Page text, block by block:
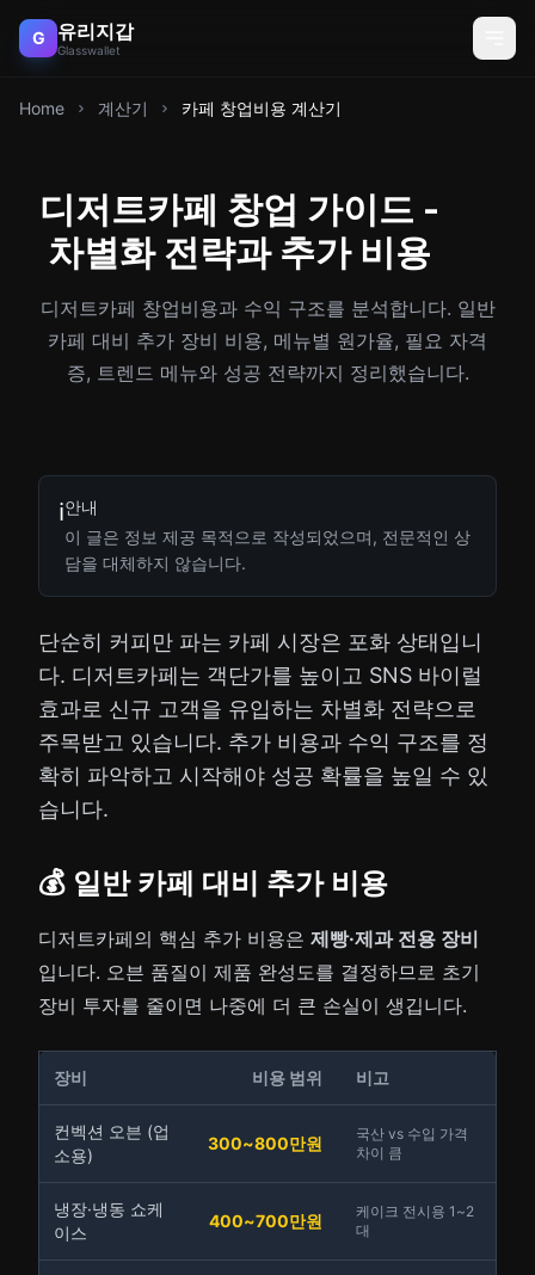
G 유리지갑
Glasswallet
Home 계산기 카페 창업비용 계산기
디저트카페 창업 가이드 -
차별화 전략과 추가 비용
디저트카페 창업비용과 수익 구조를 분석합니다. 일반
카페 대비 추가 장비 비용, 메뉴별 원가율, 필요 자격
증, 트렌드 메뉴와 성공 전략까지 정리했습니다.
ℹ️안내
이 글은 정보 제공 목적으로 작성되었으며, 전문적인 상
담을 대체하지 않습니다.
단순히 커피만 파는 카페 시장은 포화 상태입니
다. 디저트카페는 객단가를 높이고 SNS 바이럴
효과로 신규 고객을 유입하는 차별화 전략으로
주목받고 있습니다. 추가 비용과 수익 구조를 정
확히 파악하고 시작해야 성공 확률을 높일 수 있
습니다.
💰 일반 카페 대비 추가 비용
디저트카페의 핵심 추가 비용은 제빵·제과 전용 장비
입니다. 오븐 품질이 제품 완성도를 결정하므로 초기
장비 투자를 줄이면 나중에 더 큰 손실이 생깁니다.
장비 비용 범위 비고
컨벡션 오븐 (업
소용)
300~800만원
국산 vs 수입 가격
차이 큼
냉장·냉동 쇼케
이스
400~700만원
케이크 전시용 1~2
대